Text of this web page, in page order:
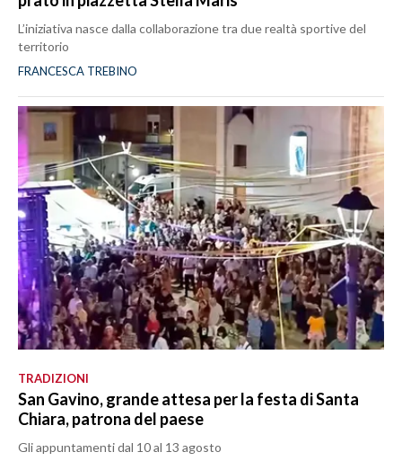
L’iniziativa nasce dalla collaborazione tra due realtà sportive del
territorio
FRANCESCA TREBINO
TRADIZIONI
San Gavino, grande attesa per la festa di Santa
Chiara, patrona del paese
Gli appuntamenti dal 10 al 13 agosto